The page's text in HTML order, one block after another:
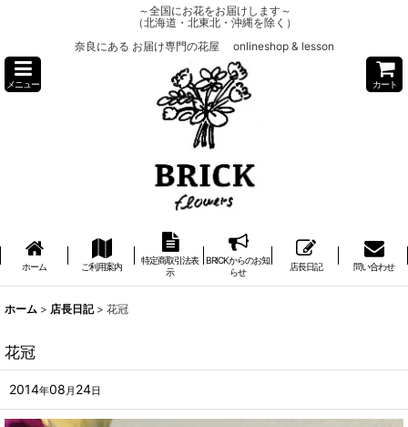
～全国にお花をお届けします～
（北海道・北東北・沖縄を除く）
奈良にある お届け専門の花屋 onlineshop & lesson
メニュー カート
ホーム ご利用案内
特定商取引法表
示
BRICKからのお知
らせ
店長日記 問い合わせ
ホーム > 店長日記 > 花冠
花冠
2014年08 月 24日